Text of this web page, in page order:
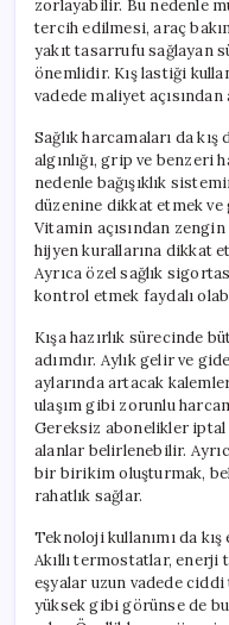
zorlayabilir. Bu nedenle
tercih edilmesi, araç
yakıt tasarrufu sağlayan
önemlidir. Kış lastiği
vadede maliyet açısından
Sağlık harcamaları da
algınlığı, grip ve benzeri
nedenle bağışıklık
düzenine dikkat etmek
Vitamin açısından
hijyen kurallarına dikkat
Ayrıca özel sağlık
kontrol etmek faydalı
Kışa hazırlık sürecinde
adımdır. Aylık gelir ve
aylarında artacak
ulaşım gibi zorunlu
Gereksiz abonelikler
alanlar belirlenebilir.
bir birikim oluşturmak,
rahatlık sağlar.
Teknoloji kullanımı da
Akıllı termostatlar, enerji
eşyalar uzun vadede
yüksek gibi görünse de